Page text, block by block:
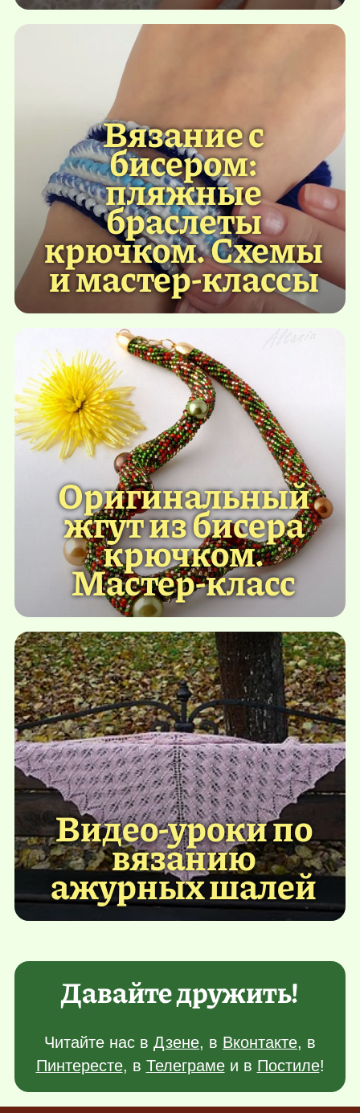
Вязание с
бисером:
пляжные
браслеты
крючком. Схемы
и мастер-классы
Оригинальный
жгут из бисера
крючком.
Мастер-класс
Видео-уроки по
вязанию
ажурных шалей
Давайте дружить!
Читайте нас в Дзене, в Вконтакте, в
Пинтересте, в Телеграмеи в Постиле!